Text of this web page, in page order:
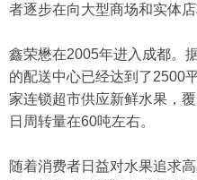
者逐步在向大型商场和实体店
鑫荣懋在2005年进入成都。
的配送中心已经达到了2500
家连锁超市供应新鲜水果，
日周转量在60吨左右。
随着消费者日益对水果追求